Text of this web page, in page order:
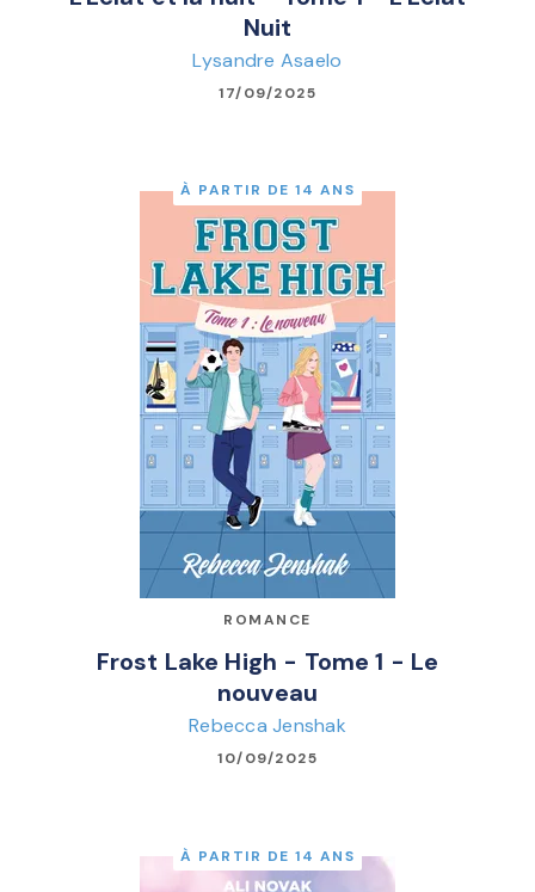
Nuit
Lysandre Asaelo
17/09/2025
À PARTIR DE 14 ANS
ROMANCE
Frost Lake High - Tome 1 - Le
nouveau
Rebecca Jenshak
10/09/2025
À PARTIR DE 14 ANS